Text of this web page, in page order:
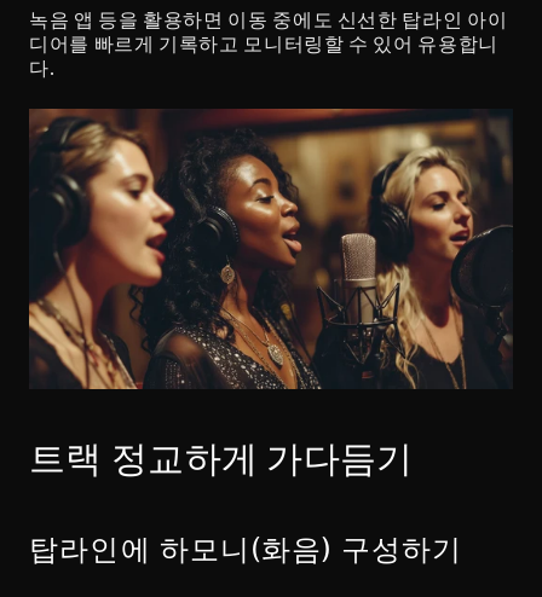
녹음 앱 등을 활용하면 이동 중에도 신선한 탑라인 아이
디어를 빠르게 기록하고 모니터링할 수 있어 유용합니
다.
트랙 정교하게 가다듬기
탑라인에 하모니(화음) 구성하기